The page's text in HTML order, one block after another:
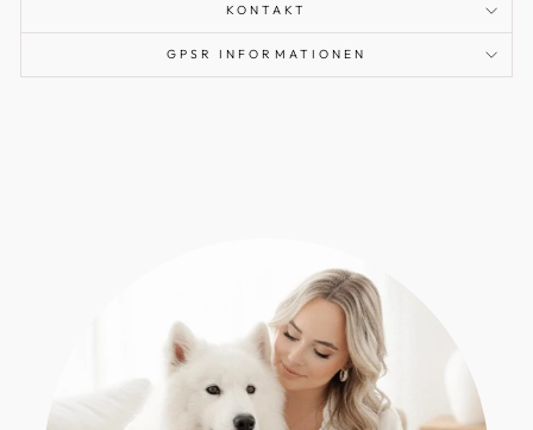
KONTAKT
GPSR INFORMATIONEN